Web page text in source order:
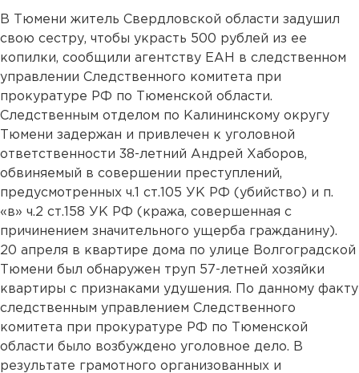
В Тюмени житель Свердловской области задушил
свою сестру, чтобы украсть 500 рублей из ее
копилки, сообщили агентству ЕАН в следственном
управлении Следственного комитета при
прокуратуре РФ по Тюменской области.
Следственным отделом по Калининскому округу
Тюмени задержан и привлечен к уголовной
ответственности 38-летний Андрей Хаборов,
обвиняемый в совершении преступлений,
предусмотренных ч.1 ст.105 УК РФ (убийство) и п.
«в» ч.2 ст.158 УК РФ (кража, совершенная с
причинением значительного ущерба гражданину).
20 апреля в квартире дома по улице Волгоградской
Тюмени был обнаружен труп 57-летней хозяйки
квартиры с признаками удушения. По данному факту
следственным управлением Следственного
комитета при прокуратуре РФ по Тюменской
области было возбуждено уголовное дело. В
результате грамотного организованных и